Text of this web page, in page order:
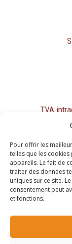
Pour offrir les
telles que les
appareils. Le fait de
traiter des données
uniques sur ce site.
consentement peut
et fonctions.
TVA